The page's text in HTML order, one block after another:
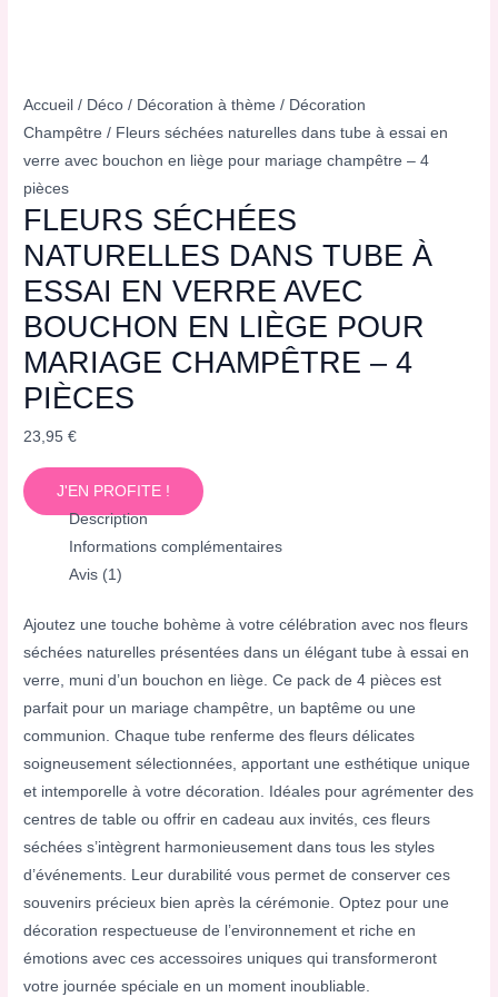
Accueil / Déco / Décoration à thème / Décoration
Champêtre / Fleurs séchées naturelles dans tube à essai en
verre avec bouchon en liège pour mariage champêtre – 4
pièces
FLEURS SÉCHÉES
NATURELLES DANS TUBE À
ESSAI EN VERRE AVEC
BOUCHON EN LIÈGE POUR
MARIAGE CHAMPÊTRE – 4
PIÈCES
23,95€
J'EN PROFITE !
Description
Informations complémentaires
Avis (1)
Ajoutez une touche bohème à votre célébration avec nos fleurs
séchées naturelles présentées dans un élégant tube à essai en
verre, muni d’un bouchon en liège. Ce pack de 4 pièces est
parfait pour un mariage champêtre, un baptême ou une
communion. Chaque tube renferme des fleurs délicates
soigneusement sélectionnées, apportant une esthétique unique
et intemporelle à votre décoration. Idéales pour agrémenter des
centres de table ou offrir en cadeau aux invités, ces fleurs
séchées s’intègrent harmonieusement dans tous les styles
d’événements. Leur durabilité vous permet de conserver ces
souvenirs précieux bien après la cérémonie. Optez pour une
décoration respectueuse de l’environnement et riche en
émotions avec ces accessoires uniques qui transformeront
votre journée spéciale en un moment inoubliable.